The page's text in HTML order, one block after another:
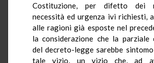
Costituzione, per difetto dei
necessità ed urgenza ivi richiesti,
alle ragioni già esposte nel
la considerazione che la parziale
del decreto-legge sarebbe
tale vizio, un vizio che, ad